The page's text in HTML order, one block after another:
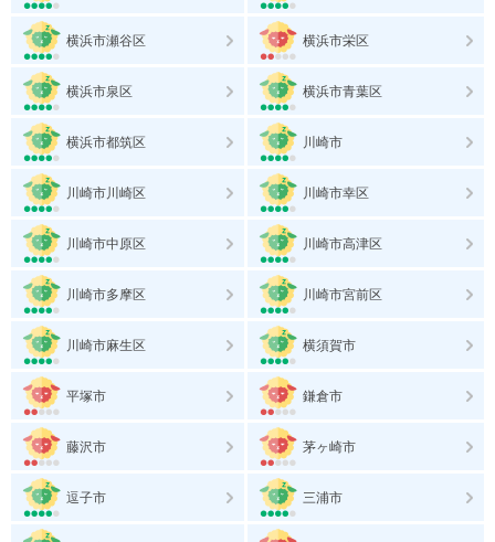
横浜市瀬谷区 横浜市栄区
横浜市泉区 横浜市青葉区
横浜市都筑区 川崎市
川崎市川崎区 川崎市幸区
川崎市中原区 川崎市高津区
川崎市多摩区 川崎市宮前区
川崎市麻生区 横須賀市
平塚市 鎌倉市
藤沢市 茅ヶ崎市
逗子市 三浦市